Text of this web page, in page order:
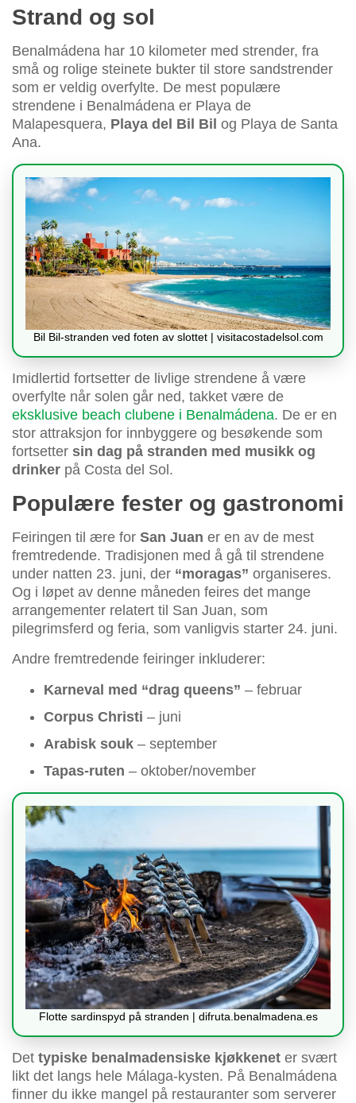
Strand og sol
Benalmádena har 10 kilometer med strender, fra
små og rolige steinete bukter til store sandstrender
som er veldig overfylte. De mest populære
strendene i Benalmádena er Playa de
Malapesquera, Playa del Bil Bil og Playa de Santa
Ana.
Bil Bil-stranden ved foten av slottet | visitacostadelsol.com
Imidlertid fortsetter de livlige strendene å være
overfylte når solen går ned, takket være de
eksklusive beach clubene i Benalmádena. De er en
stor attraksjon for innbyggere og besøkende som
fortsetter sin dag på stranden med musikk og
drinker på Costa del Sol.
Populære fester og gastronomi
Feiringen til ære for San Juan er en av de mest
fremtredende. Tradisjonen med å gå til strendene
under natten 23. juni, der “moragas” organiseres.
Og i løpet av denne måneden feires det mange
arrangementer relatert til San Juan, som
pilegrimsferd og feria, som vanligvis starter 24. juni.
Andre fremtredende feiringer inkluderer:
Karneval med “drag queens” – februar
Corpus Christi – juni
Arabisk souk – september
Tapas-ruten – oktober/november
Flotte sardinspyd på stranden | difruta.benalmadena.es
Det typiske benalmadensiske kjøkkenet er svært
likt det langs hele Málaga-kysten. På Benalmádena
finner du ikke mangel på restauranter som serverer